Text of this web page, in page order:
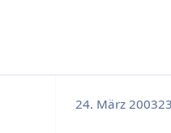
24. März 2003